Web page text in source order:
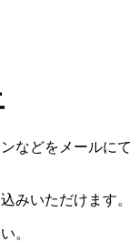
などをメールにて
みいただけます。
。